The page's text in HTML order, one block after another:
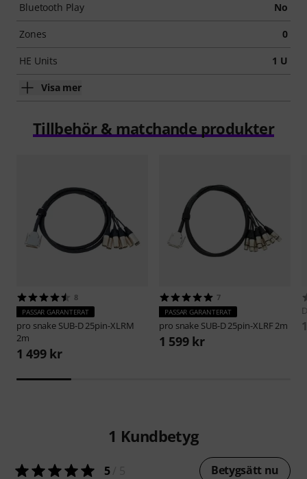
Bluetooth Play No
Zones 0
HE Units 1 U
Visa mer
Tillbehör & matchande produkter
8
PASSAR GARANTERAT
pro snake SUB-D 25pin-XLRM
2m
1 499 kr
7
PASSAR GARANTERAT
pro snake SUB-D 25pin-XLRF 2m
1 599 kr
1 Kundbetyg
5/ 5 Betygsätt nu